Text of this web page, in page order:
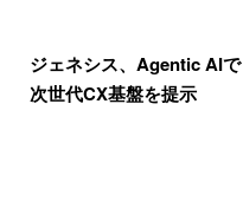
ジェネシス、Agentic AIで
次世代CX基盤を提示